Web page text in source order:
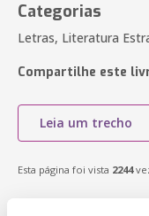
Categorias
Letras, Literatura
Compartilhe este
Leia um trecho
Esta página foi vista 2244